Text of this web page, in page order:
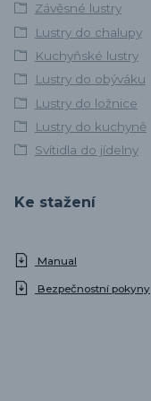
Závěsné lustry
Lustry do chalupy
Kuchyňské lustry
Lustry do obýváku
Lustry do ložnice
Lustry do kuchyně
Svítidla do jídelny
Ke stažení
Manual
Bezpečnostní pokyny